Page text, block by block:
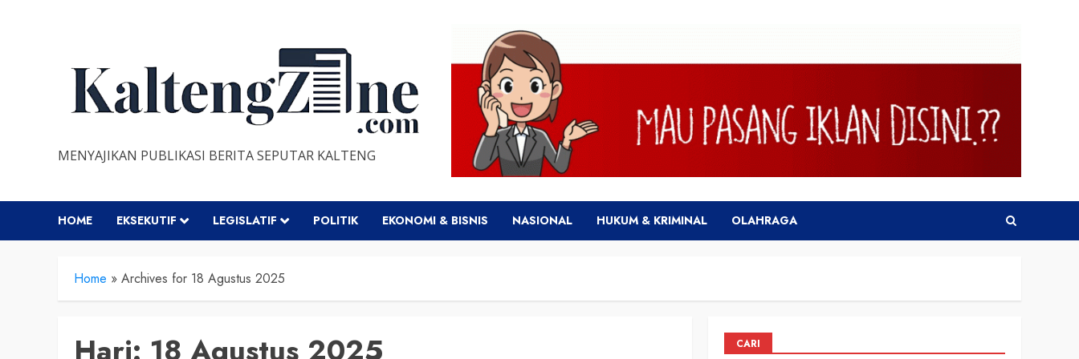
MENYAJIKAN PUBLIKASI BERITA SEPUTAR KALTENG
HOME EKSEKUTIF LEGISLATIF POLITIK EKONOMI & BISNIS NASIONAL HUKUM & KRIMINAL OLAHRAGA
Home » Archives for 18 Agustus 2025
Hari: 18 Agustus 2025 CARI